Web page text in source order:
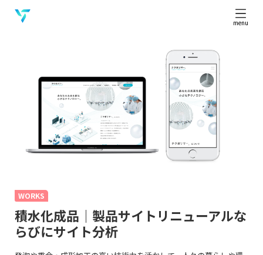
menu
WORKS
積水化成品｜製品サイトリニューアルな
らびにサイト分析